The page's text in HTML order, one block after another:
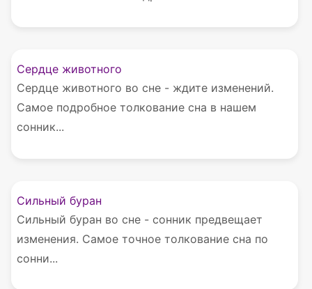
Сердце животного
Сердце животного во сне - ждите изменений.
Самое подробное толкование сна в нашем
сонник...
Сильный буран
Сильный буран во сне - сонник предвещает
изменения. Самое точное толкование сна по
сонни...